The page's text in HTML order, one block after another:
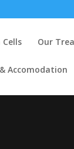
Cells Our
Accomodation